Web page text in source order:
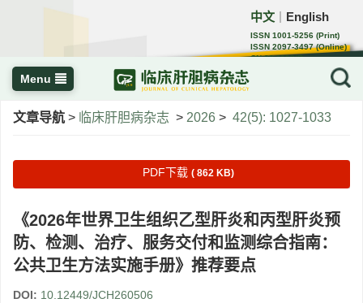
中文 English
ISSN 1001-5256 (Print)
ISSN 2097-3497 (Online)
CN 22-1108/R
Menu
文章导航 > 临床肝胆病杂志 > 2026 > 42(5): 1027-1033
PDF下载 ( 862 KB)
《2026年世界卫生组织乙型肝炎和丙型肝炎预
防、检测、治疗、服务交付和监测综合指南：
公共卫生方法实施手册》推荐要点
DOI: 10.12449/JCH260506